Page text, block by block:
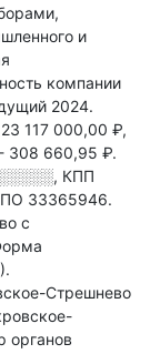
и
компании
2024.
117 000,00 ₽,
308 660,95 ₽.
, КПП
33365946.
с
Стрешнево
органов